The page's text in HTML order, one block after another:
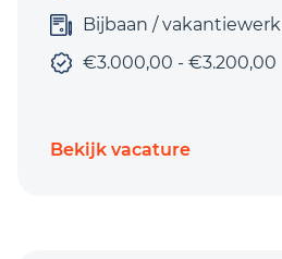
Bijbaan / vakantiewerk
€3.000,00 - €3.200,00
Bekijk vacature